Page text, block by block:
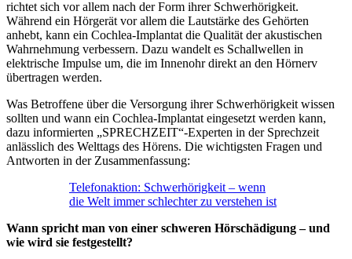
richtet sich vor allem nach der Form ihrer Schwerhörigkeit.
Während ein Hörgerät vor allem die Lautstärke des Gehörten
anhebt, kann ein Cochlea-Implantat die Qualität der akustischen
Wahrnehmung verbessern. Dazu wandelt es Schallwellen in
elektrische Impulse um, die im Innenohr direkt an den Hörnerv
übertragen werden.
Was Betroffene über die Versorgung ihrer Schwerhörigkeit wissen
sollten und wann ein Cochlea-Implantat eingesetzt werden kann,
dazu informierten „SPRECHZEIT“-Experten in der Sprechzeit
anlässlich des Welttags des Hörens. Die wichtigsten Fragen und
Antworten in der Zusammenfassung:
Telefonaktion: Schwerhörigkeit – wenn
die Welt immer schlechter zu verstehen ist
Wann spricht man von einer schweren Hörschädigung – und
wie wird sie festgestellt?